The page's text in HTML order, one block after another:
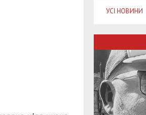
УСІ НОВИНИ